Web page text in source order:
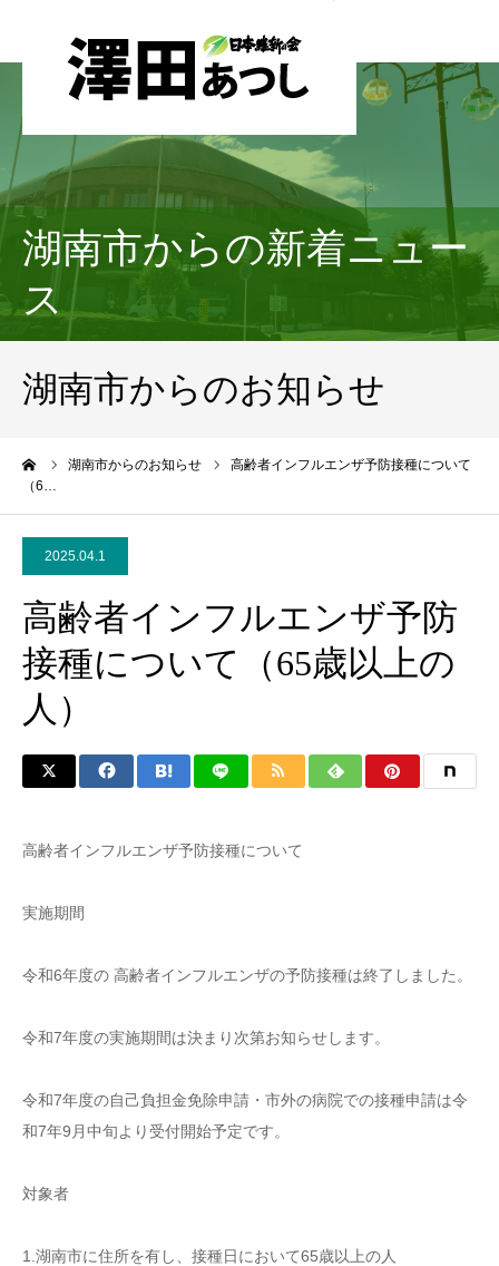
湖南市からの新着ニュー
ス
湖南市からのお知らせ
湖南市からのお知らせ
高齢者インフルエンザ予防接種について
（6…
2025.04.1
高齢者インフルエンザ予防
接種について（65歳以上の
人）
高齢者インフルエンザ予防接種について
実施期間
令和6年度の 高齢者インフルエンザの予防接種は終了しました。
令和7年度の実施期間は決まり次第お知らせします。
令和7年度の自己負担金免除申請・市外の病院での接種申請は令
和7年9月中旬より受付開始予定です。
対象者
1.湖南市に住所を有し、接種日において65歳以上の人